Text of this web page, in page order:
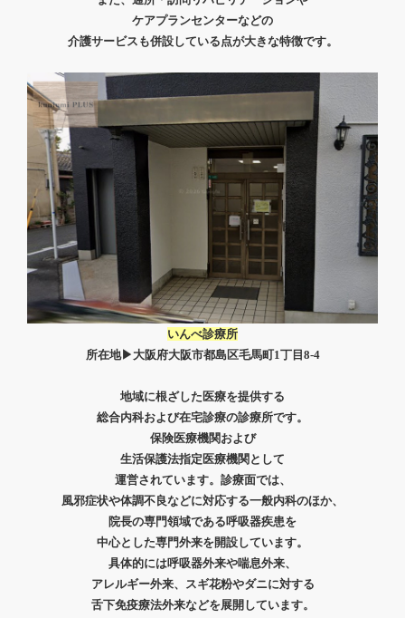
ケアプランセンターなどの
介護サービスも併設している点が大きな特徴です。
いんべ診療所
所在地▶大阪府大阪市都島区毛馬町1丁目8-4
地域に根ざした医療を提供する
総合内科および在宅診療の診療所です。
保険医療機関および
生活保護法指定医療機関として
運営されています。 診療面では、
風邪症状や体調不良などに対応する一般内科のほか、
院長の専門領域である呼吸器疾患を
中心とした専門外来を開設しています。
具体的には呼吸器外来や喘息外来、
アレルギー外来、スギ花粉やダニに対する
舌下免疫療法外来などを展開しています。